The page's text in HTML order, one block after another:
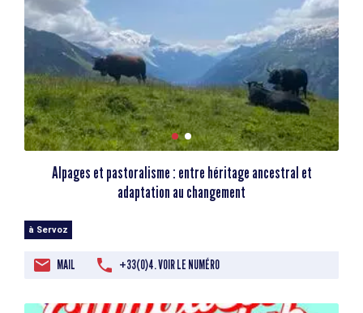
Alpages et pastoralisme : entre héritage ancestral et
adaptation au changement
à Servoz
MAIL +33(0)4. VOIR LE NUMÉRO